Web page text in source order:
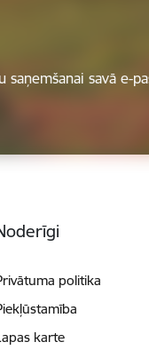
saņemšanai savā e-
politika
karte